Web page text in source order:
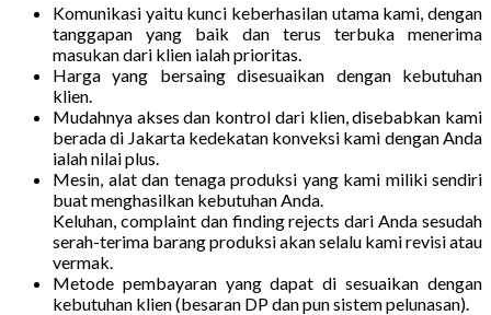
Komunikasi yaitu kunci keberhasilan utama kami, dengan
tanggapan yang baik dan terus terbuka menerima
masukan dari klien ialah prioritas.
Harga yang bersaing disesuaikan dengan kebutuhan
klien.
Mudahnya akses dan kontrol dari klien, disebabkan kami
berada di Jakarta kedekatan konveksi kami dengan Anda
ialah nilai plus.
Mesin, alat dan tenaga produksi yang kami miliki sendiri
buat menghasilkan kebutuhan Anda.
Keluhan, complaint dan finding rejects dari Anda sesudah
serah-terima barang produksi akan selalu kami revisi atau
vermak.
Metode pembayaran yang dapat di sesuaikan dengan
kebutuhan klien (besaran DP dan pun sistem pelunasan).